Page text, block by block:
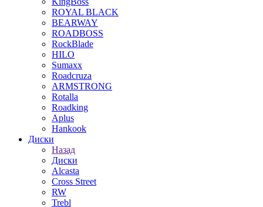
ROYAL BLACK
BEARWAY
ROADBOSS
RockBlade
HILO
Sumaxx
Roadcruza
ARMSTRONG
Rotalla
Roadking
Aplus
Hankook
Диски
Назад
Диски
Alcasta
Cross Street
RW
Trebl